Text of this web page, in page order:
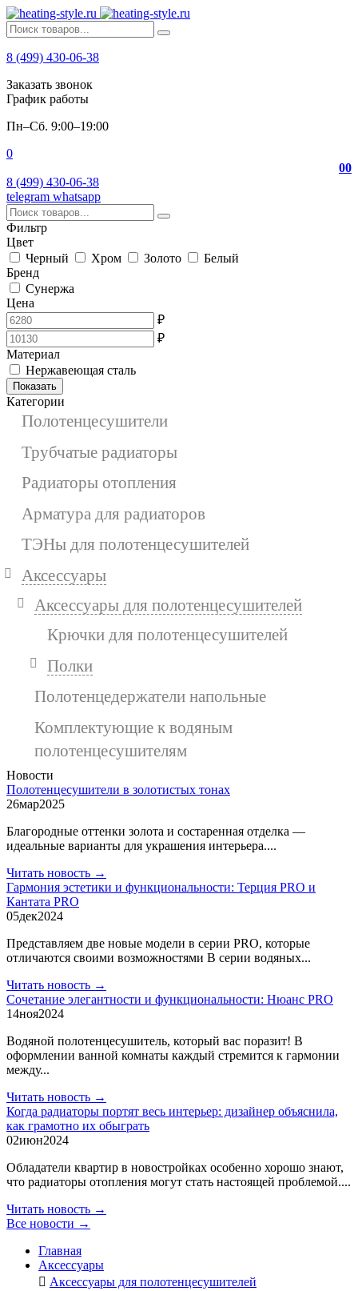
8 (499) 430-06-38
Заказать звонок
График работы
Пн–Сб. 9:00–19:00
0
00
8 (499) 430-06-38
telegram whatsapp
Фильтр
Цвет
Черный
Хром Золото
Белый
Бренд
Сунержа
Цена
₽
₽
Материал
Нержавеющая сталь
Показать
Категории
Полотенцесушители
Трубчатые радиаторы
Радиаторы отопления
Арматура для радиаторов
ТЭНы для полотенцесушителей
Аксессуары
Аксессуары для полотенцесушителей
Крючки для полотенцесушителей
Полки
Полотенцедержатели напольные
Комплектующие к водяным
полотенцесушителям
Новости
Полотенцесушители в золотистых тонах
26мар2025
Благородные оттенки золота и состаренная отделка —
идеальные варианты для украшения интерьера....
Читать новость →
Гармония эстетики и функциональности: Терция PRO и
Кантата PRO
05дек2024
Представляем две новые модели в серии PRO, которые
отличаются своими возможностями В серии водяных...
Читать новость →
Сочетание элегантности и функциональности: Нюанс PRO
14ноя2024
Водяной полотенцесушитель, который вас поразит! В
оформлении ванной комнаты каждый стремится к гармонии
между...
Читать новость →
Когда радиаторы портят весь интерьер: дизайнер объяснила,
как грамотно их обыграть
02июн2024
Обладатели квартир в новостройках особенно хорошо знают,
что радиаторы отопления могут стать настоящей проблемой....
Читать новость →
Все новости →
Главная
Аксессуары
Аксессуары для полотенцесушителей